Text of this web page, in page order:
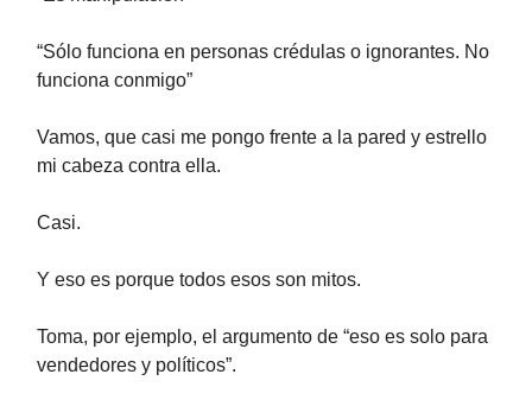
“Sólo funciona en personas crédulas o ignorantes. No
funciona conmigo”
Vamos, que casi me pongo frente a la pared y estrello
mi cabeza contra ella.
Casi.
Y eso es porque todos esos son mitos.
Toma, por ejemplo, el argumento de “eso es solo para
vendedores y políticos”.